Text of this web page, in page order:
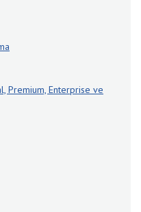
Premium, Enterprise ve